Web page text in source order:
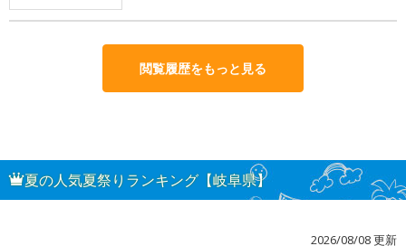
閲覧履歴をもっと見る
夏の人気夏祭りランキング【岐阜県】
2026/08/08 更新